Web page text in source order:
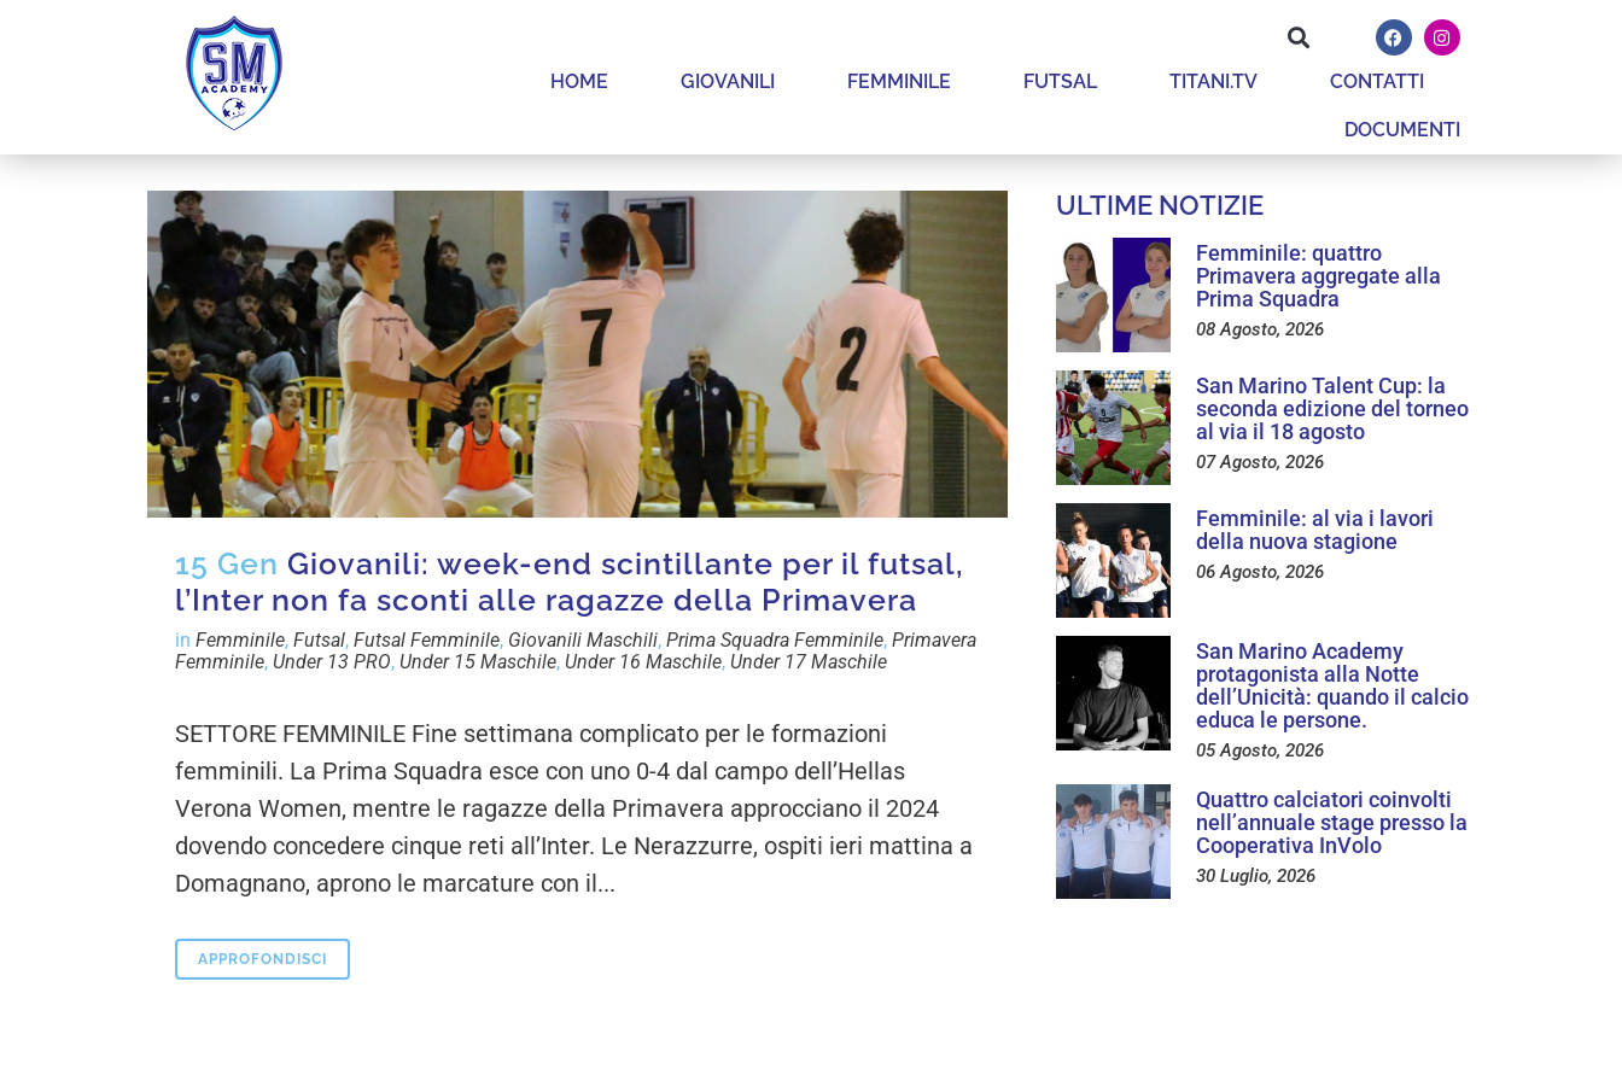
HOME GIOVANILI FEMMINILE FUTSAL TITANI.TV CONTATTI
DOCUMENTI
15 Gen Giovanili: week-end scintillante per il futsal,
l’Inter non fa sconti alle ragazze della Primavera
in Femminile, Futsal, Futsal Femminile, Giovanili Maschili, Prima Squadra Femminile, Primavera
Femminile, Under 13 PRO, Under 15 Maschile, Under 16 Maschile, Under 17 Maschile
SETTORE FEMMINILE Fine settimana complicato per le formazioni
femminili. La Prima Squadra esce con uno 0-4 dal campo dell’Hellas
Verona Women, mentre le ragazze della Primavera approcciano il 2024
dovendo concedere cinque reti all’Inter. Le Nerazzurre, ospiti ieri mattina a
Domagnano, aprono le marcature con il...
APPROFONDISCI
ULTIME NOTIZIE
Femminile: quattro
Primavera aggregate alla
Prima Squadra
08 Agosto, 2026
San Marino Talent Cup: la
seconda edizione del torneo
al via il 18 agosto
07 Agosto, 2026
Femminile: al via i lavori
della nuova stagione
06 Agosto, 2026
San Marino Academy
protagonista alla Notte
dell’Unicità: quando il calcio
educa le persone.
05 Agosto, 2026
Quattro calciatori coinvolti
nell’annuale stage presso la
Cooperativa InVolo
30 Luglio, 2026